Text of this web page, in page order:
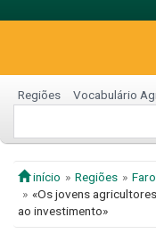
Regiões Vocabulário
início Regiões
Faro
«Os jovens
ao investimento»